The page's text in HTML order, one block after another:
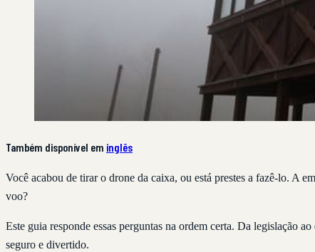
Também disponível em inglês
Você acabou de tirar o drone da caixa, ou está prestes a fazê-lo. A
voo?
Este guia responde essas perguntas na ordem certa. Da legislação
seguro e divertido.